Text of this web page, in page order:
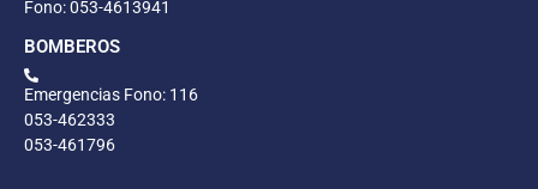
Fono: 053-4613941
BOMBEROS
Emergencias Fono: 116
053-462333
053-461796